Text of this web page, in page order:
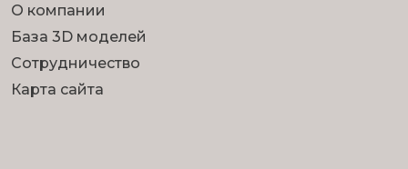
О компании
База 3D моделей
Сотрудничество
Карта сайта